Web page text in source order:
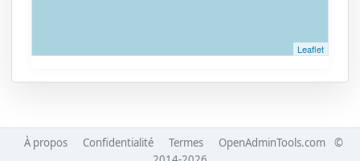
Leaflet
À propos Confidentialité Termes OpenAdminTools.com
©